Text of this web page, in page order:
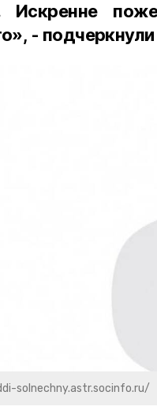
Искренне
- подчеркнули
solnechny.astr.socinfo.ru/